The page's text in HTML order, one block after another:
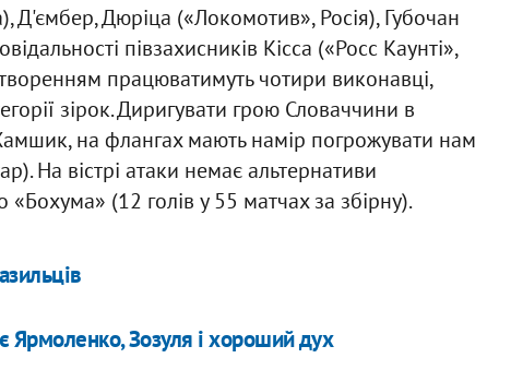
Д'ємбер, Дюріца («Локомотив», Росія), Губочан
півзахисників Кісса («Росс Каунті»,
працюватимуть чотири виконавці,
зірок. Диригувати грою Словаччини в
на флангах мають намір погрожувати нам
На вістрі атаки немає альтернативи
(12 голів у 55 матчах за збірну).
Ярмоленко, Зозуля і хороший дух